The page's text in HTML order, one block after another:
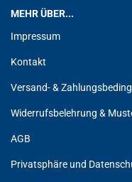
MEHR ÜBER...
Impressum
Kontakt
Versand- &
Widerrufsbelehrung &
AGB
Privatsphäre und